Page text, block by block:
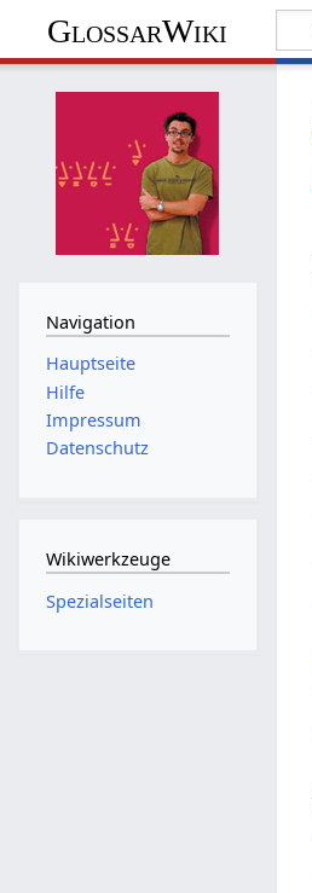
GlossarWiki
Navigation
Hauptseite
Hilfe
Impressum
Datenschutz
Wikiwerkzeuge
Spezialseiten